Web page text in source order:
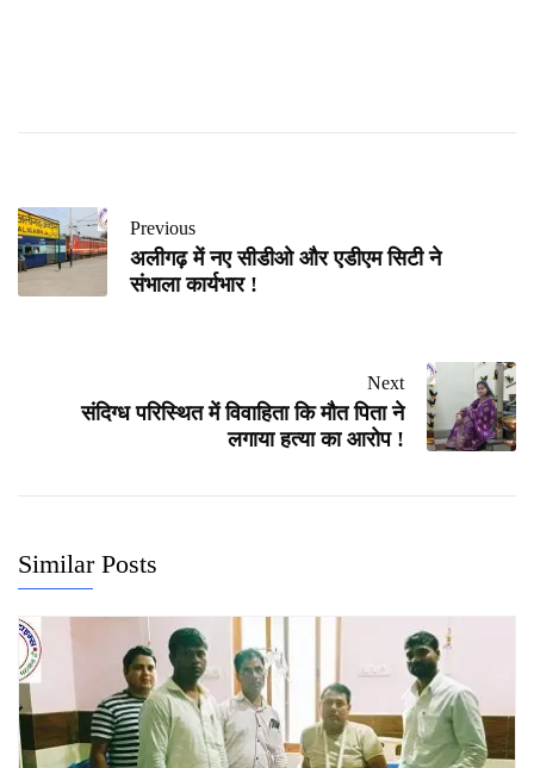
Previous
अलीगढ़ में नए सीडीओ और एडीएम सिटी ने
संभाला कार्यभार !
Next
संदिग्ध परिस्थित में विवाहिता कि मौत पिता ने
लगाया हत्या का आरोप !
Similar Posts